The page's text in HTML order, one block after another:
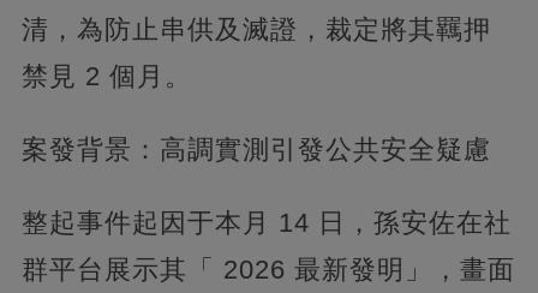
清，為防止串供及滅證，裁定將其羈押
禁見 2 個月。
案發背景：高調實測引發公共安全疑慮
整起事件起因于本月 14 日，孫安佐在社
群平台展示其「 2026 最新發明」，畫面